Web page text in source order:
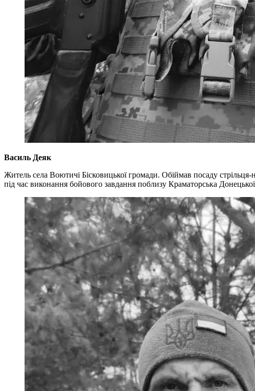
Василь Деяк
Житель села Воютичі Бісковицької громади. Обіймав посаду
під час виконання бойового завдання поблизу Краматорська